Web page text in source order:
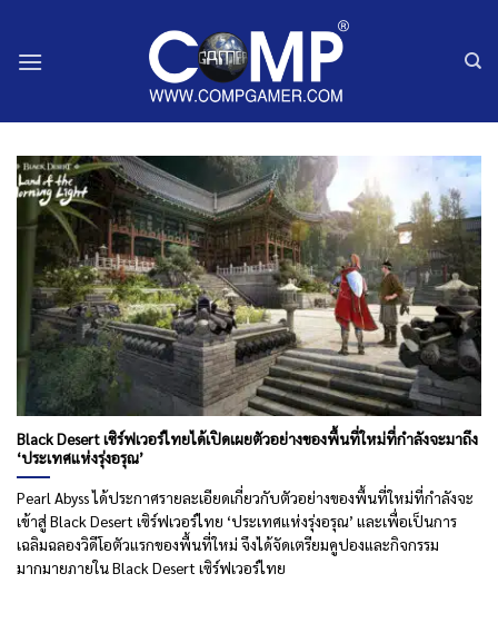
Black Desert เซิร์ฟเวอร์ไทยได้เปิดเผยตัวอย่างของพื้นที่ใหม่ที่กำลังจะมาถึง
‘ประเทศแห่งรุ่งอรุณ’
Pearl Abyss ได้ประกาศรายละเอียดเกี่ยวกับตัวอย่างของพื้นที่ใหม่ที่กำลังจะ
เข้าสู่ Black Desert เซิร์ฟเวอร์ไทย ‘ประเทศแห่งรุ่งอรุณ’ และเพื่อเป็นการ
เฉลิมฉลองวิดีโอตัวแรกของพื้นที่ใหม่ จึงได้จัดเตรียมคูปองและกิจกรรม
มากมายภายใน Black Desert เซิร์ฟเวอร์ไทย